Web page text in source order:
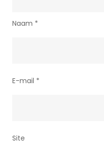
Naam *
E-mail *
Site